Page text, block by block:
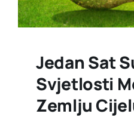
Jedan Sat
Svjetlosti
Zemlju